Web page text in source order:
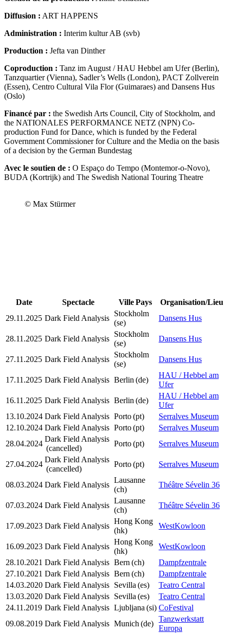
Diffusion : ART HAPPENS
Administration : Interim kultur AB (svb)
Production : Jefta van Dinther
Coproduction : Tanz im August / HAU Hebbel am Ufer (Berlin),
Tanzquartier (Vienna), Sadler’s Wells (London), PACT Zollverein
(Essen), Centro Cultural Vila Flor (Guimaraes) and Dansens Hus
(Oslo)
Financé par : the Swedish Arts Council, City of Stockholm, and
the NATIONALES PERFORMANCE NETZ (NPN) Co-
production Fund for Dance, which is funded by the Federal
Government Commissioner for Culture and the Media on the basis
of a decision by the German Bundestag
Avec le soutien de : O Espaço do Tempo (Montemor-o-Novo),
BUDA (Kortrijk) and The Swedish National Touring Theatre
© Max Stürmer
Date Spectacle VillePays
Organisation/Lieu
29.11.2025 Dark Field Analysis
Stockholm
(se)
Dansens Hus
28.11.2025 Dark Field Analysis
Stockholm
(se)
Dansens Hus
27.11.2025 Dark Field Analysis
Stockholm
(se)
Dansens Hus
17.11.2025 Dark Field Analysis Berlin (de)
HAU / Hebbel am
Ufer
16.11.2025 Dark Field Analysis Berlin (de)
HAU / Hebbel am
Ufer
13.10.2024 Dark Field Analysis Porto(pt)
Serralves Museum
12.10.2024 Dark Field Analysis Porto(pt)
Serralves Museum
28.04.2024
Dark Field Analysis
(cancelled)
Porto(pt) Serralves Museum
27.04.2024
Dark Field Analysis
(cancelled)
Porto(pt) Serralves Museum
08.03.2024 Dark Field Analysis
Lausanne
(ch)
Théâtre Sévelin 36
07.03.2024 Dark Field Analysis
Lausanne
(ch)
Théâtre Sévelin 36
17.09.2023 Dark Field Analysis
Hong Kong
(hk)
WestKowloon
16.09.2023 Dark Field Analysis
Hong Kong
(hk)
WestKowloon
28.10.2021 Dark Field Analysis Bern (ch)
Dampfzentrale
27.10.2021 Dark Field Analysis Bern (ch)
Dampfzentrale
14.03.2020 Dark Field Analysis Sevilla (es)
Teatro Central
13.03.2020 Dark Field Analysis Sevilla (es)
Teatro Central
24.11.2019 Dark Field Analysis Ljubljana (si) CoFestival
09.08.2019 Dark Field Analysis Munich (de)
Tanzwerkstatt
Europa